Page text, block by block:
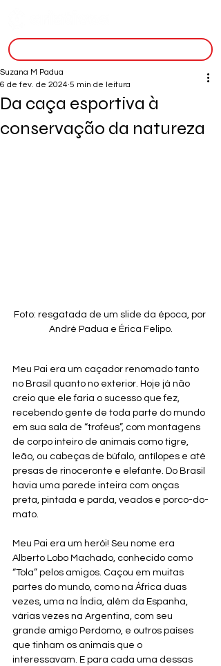
Da caça esportiva à
conservação da natureza
Suzana M Padua
6 de fev. de 2024 5 min de leitura
Foto: resgatada de um slide da época, por
André Padua e Érica Felipo.
Meu Pai era um caçador renomado tanto
no Brasil quanto no exterior. Hoje já não
creio que ele faria o sucesso que fez,
recebendo gente de toda parte do mundo
em sua sala de “troféus”, com montagens
de corpo inteiro de animais como tigre,
leão, ou cabeças de búfalo, antílopes e até
presas de rinoceronte e elefante. Do Brasil
havia uma parede inteira com onças
preta, pintada e parda, veados e porco-do-
mato.
Meu Pai era um herói! Seu nome era
Alberto Lobo Machado, conhecido como
“Tola” pelos amigos. Caçou em muitas
partes do mundo, como na África duas
vezes, uma na Índia, além da Espanha,
várias vezes na Argentina, com seu
grande amigo Perdomo, e outros países
que tinham os animais que o
interessavam. E para cada uma dessas